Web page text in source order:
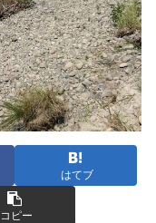
はてブ
コピー